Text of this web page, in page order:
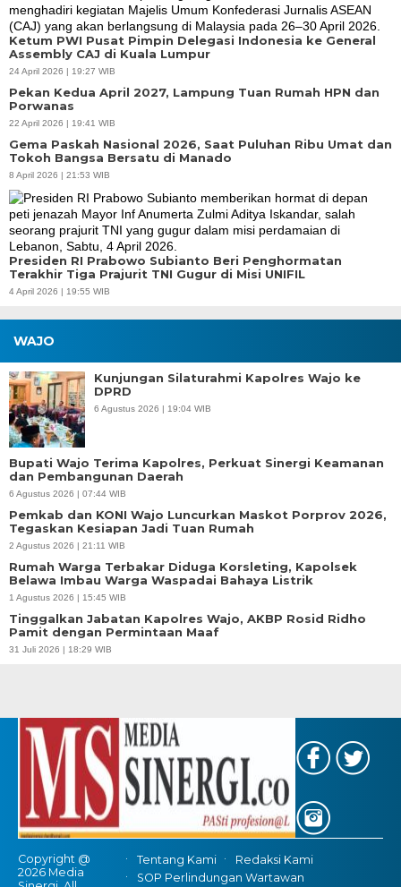
Ketum PWI Pusat Pimpin Delegasi Indonesia ke General
Assembly CAJ di Kuala Lumpur
24 April 2026 | 19:27 WIB
Pekan Kedua April 2027, Lampung Tuan Rumah HPN dan
Porwanas
22 April 2026 | 19:41 WIB
Gema Paskah Nasional 2026, Saat Puluhan Ribu Umat dan
Tokoh Bangsa Bersatu di Manado
8 April 2026 | 21:53 WIB
Presiden RI Prabowo Subianto Beri Penghormatan
Terakhir Tiga Prajurit TNI Gugur di Misi UNIFIL
4 April 2026 | 19:55 WIB
WAJO
Kunjungan Silaturahmi Kapolres Wajo ke
DPRD
6 Agustus 2026 | 19:04 WIB
Bupati Wajo Terima Kapolres, Perkuat Sinergi Keamanan
dan Pembangunan Daerah
6 Agustus 2026 | 07:44 WIB
Pemkab dan KONI Wajo Luncurkan Maskot Porprov 2026,
Tegaskan Kesiapan Jadi Tuan Rumah
2 Agustus 2026 | 21:11 WIB
Rumah Warga Terbakar Diduga Korsleting, Kapolsek
Belawa Imbau Warga Waspadai Bahaya Listrik
1 Agustus 2026 | 15:45 WIB
Tinggalkan Jabatan Kapolres Wajo, AKBP Rosid Ridho
Pamit dengan Permintaan Maaf
31 Juli 2026 | 18:29 WIB
Copyright @
2026 Media
Tentang Kami
Redaksi Kami
SOP Perlindungan Wartawan